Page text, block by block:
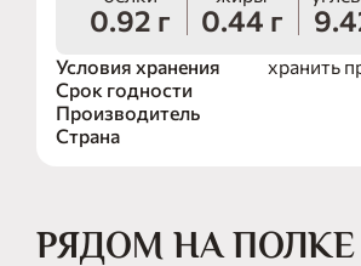
0.92 г 0.44 г
Условия хранения
хранить
Срок годности
Производитель
Страна
РЯДОМ НА ПОЛКЕ